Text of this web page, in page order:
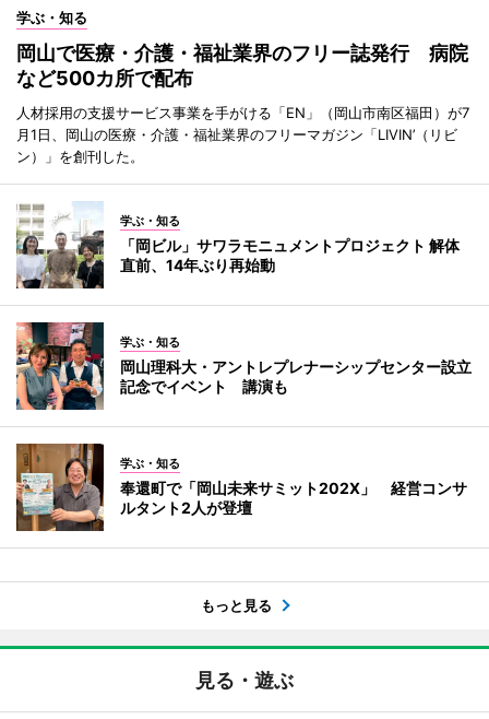
学ぶ・知る
岡山で医療・介護・福祉業界のフリー誌発行 病院
など500カ所で配布
人材採用の支援サービス事業を手がける「EN」（岡山市南区福田）が7
月1日、岡山の医療・介護・福祉業界のフリーマガジン「LIVIN’（リビ
ン）」を創刊した。
学ぶ・知る
「岡ビル」サワラモニュメントプロジェクト 解体
直前、14年ぶり再始動
学ぶ・知る
岡山理科大・アントレプレナーシップセンター設立
記念でイベント 講演も
学ぶ・知る
奉還町で「岡山未来サミット202X」 経営コンサ
ルタント2人が登壇
もっと見る
見る・遊ぶ